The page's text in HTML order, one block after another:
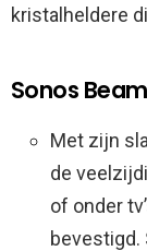
kristalheldere
Sonos
Met zijn
de
of onder
bevestigd.